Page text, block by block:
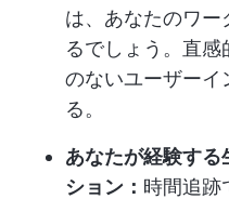
は、あなたのワー
るでしょう。直感
のないユーザーイ
る。
あなたが経験す
ション： 時間追跡